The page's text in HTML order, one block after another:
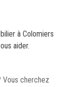
à Colomiers
aider.
Vous cherchez